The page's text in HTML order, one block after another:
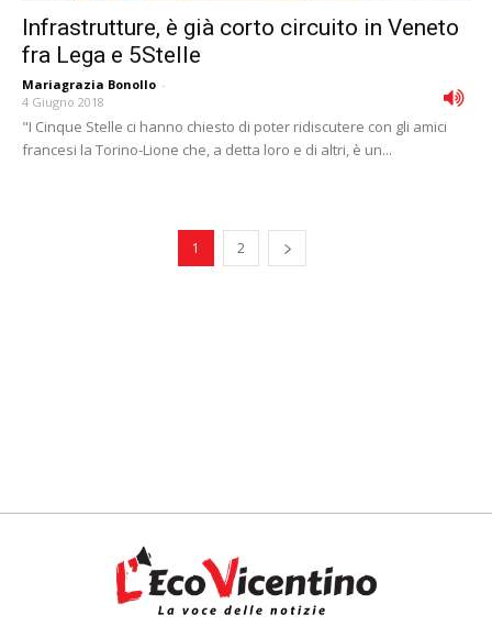
Infrastrutture, è già corto circuito in Veneto
fra Lega e 5Stelle
Mariagrazia Bonollo -
4 Giugno 2018
"I Cinque Stelle ci hanno chiesto di poter ridiscutere con gli amici
francesi la Torino-Lione che, a detta loro e di altri, è un...
1 2